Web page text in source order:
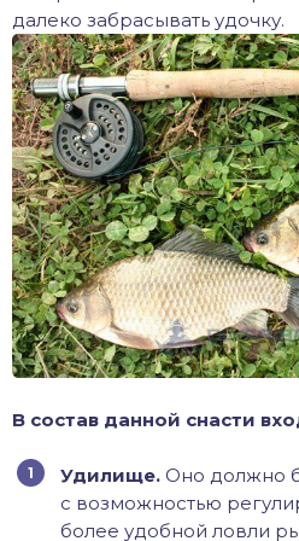
далеко забрасывать удочку.
В состав данной снасти
Удилище. Оно должно
с возможностью
более удобной ловли